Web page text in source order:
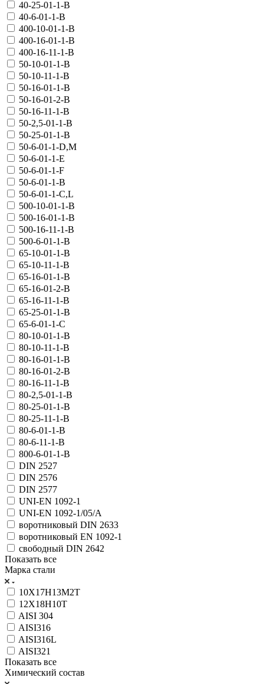
40-25-01-1-В
40-6-01-1-В
400-10-01-1-В
400-16-01-1-В
400-16-11-1-В
50-10-01-1-В
50-10-11-1-В
50-16-01-1-В
50-16-01-2-В
50-16-11-1-В
50-2,5-01-1-В
50-25-01-1-В
50-6-01-1-D,M
50-6-01-1-E
50-6-01-1-F
50-6-01-1-В
50-6-01-1-С,L
500-10-01-1-В
500-16-01-1-В
500-16-11-1-В
500-6-01-1-В
65-10-01-1-В
65-10-11-1-В
65-16-01-1-В
65-16-01-2-В
65-16-11-1-В
65-25-01-1-В
65-6-01-1-C
80-10-01-1-В
80-10-11-1-В
80-16-01-1-В
80-16-01-2-В
80-16-11-1-В
80-2,5-01-1-В
80-25-01-1-В
80-25-11-1-В
80-6-01-1-В
80-6-11-1-В
800-6-01-1-В
DIN 2527
DIN 2576
DIN 2577
UNI-EN 1092-1
UNI-EN 1092-1/05/А
воротниковый DIN 2633
воротниковый EN 1092-1
свободный DIN 2642
Показать все
Марка стали
10Х17Н13М2Т
12Х18Н10Т
AISI 304
AISI316
AISI316L
AISI321
Показать все
Химический состав